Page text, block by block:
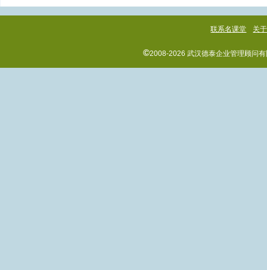
联系名课堂 关
©2008-2026 武汉德泰企业管理顾问